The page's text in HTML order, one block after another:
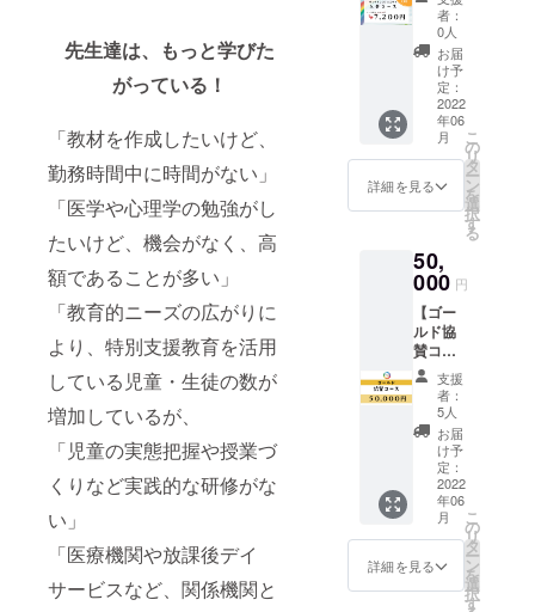
先生達は、もっと学びた
がっている！
「教材を作成したいけど、
勤務時間中に時間がない」
「医学や心理学の勉強がし
たいけど、機会がなく、高
額であることが多い」
「教育的ニーズの広がりに
より、特別支援教育を活用
している児童・生徒の数が
増加しているが、
「児童の実態把握や授業づ
くりなど実践的な研修がな
い」
「医療機関や放課後デイ
サービスなど、関係機関と
活用で
きま
す。
（入会
手続き
期限
2022年
6月1
日〜6月
12日）
円）で
活用で
きま
す。
※2022
年6月
&7月&8
※2022
年9月1
がかか
りま
心を込
めたお
礼メー
ルをご
送付
【提供
方法】
①メー
ルにて
入会専
用URL
を送信
しま
す。 ②
ス】 先
着５０
０名！
０%OF
F！ ①
先行入
会で必
ず入会
可能 ★
空に架
インコ
ミュニ
ティを
約３ヶ
月間
（9000
円
→7200
円）で
活用で
きま
す。
※2022
年6月
&7月&8
月
※2022
者：
0人
お届
け予
定：
2022
年06
月
詳細を見る
こ
の
リ
タ
ー
ン
を
選
択
す
る
50,
000 円
【ゴー
ルド協
賛コー
ス】 ①
コミュ
ニティ
協賛者
ページ
に名前
（ペン
ネーム
可）を
掲載 →
寄付金
額順に
支援
者：
5人
お届
け予
定：
2022
年06
月
詳細を見る
こ
の
リ
タ
ー
ン
を
選
択
す